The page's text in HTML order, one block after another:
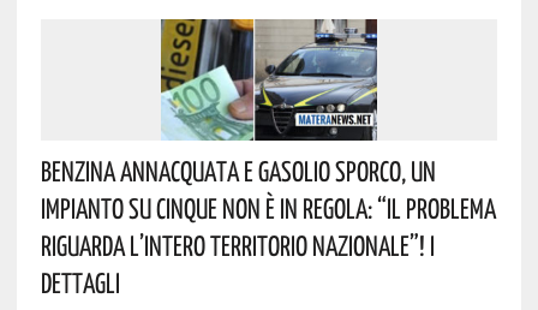
Benzina Annacquata E Gasolio Sporco, Un
Impianto Su Cinque Non È In Regola: “il Problema
Riguarda L’intero Territorio Nazionale”! I
Dettagli